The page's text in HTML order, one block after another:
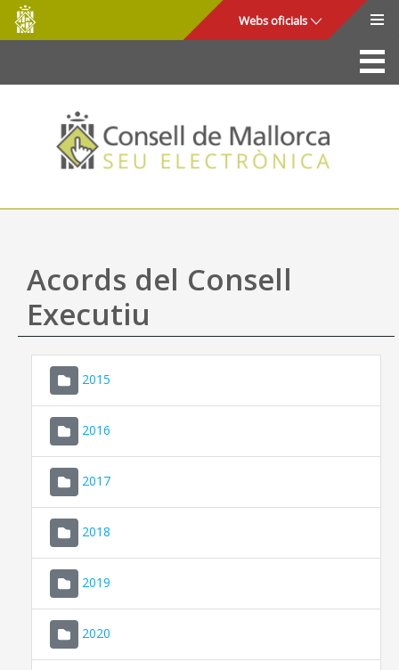
Salta al contingut principal
Consell
de
Mallorca
Webs oficials
La Seu
Consell de Mallorca
Accés i seguretat
Utilitats
Ajuda
Acords del Consell
Executiu
2015
2016
2017
2018
2019
2020